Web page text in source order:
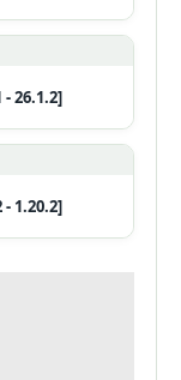
26.1.2]
1.20.2]